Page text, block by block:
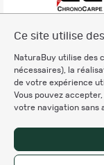
Ce site utilise
NaturaBuy utilise des
nécessaires), la
de votre expérience
Vous pouvez
votre navigation sans
Charte éthique
Mentions légales
Règlement &
Politique de
des données
Personnalisation des